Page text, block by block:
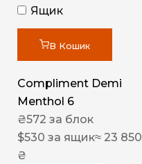
Ящик
В Кошик
Compliment Demi
Menthol 6
₴572 за блок
$530 за ящик≈ 23 850
₴